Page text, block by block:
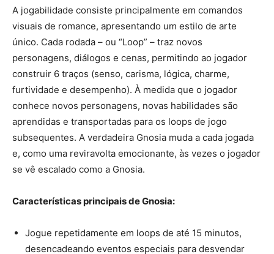
A jogabilidade consiste principalmente em comandos
visuais de romance, apresentando um estilo de arte
único. Cada rodada – ou “Loop” – traz novos
personagens, diálogos e cenas, permitindo ao jogador
construir 6 traços (senso, carisma, lógica, charme,
furtividade e desempenho). À medida que o jogador
conhece novos personagens, novas habilidades são
aprendidas e transportadas para os loops de jogo
subsequentes. A verdadeira Gnosia muda a cada jogada
e, como uma reviravolta emocionante, às vezes o jogador
se vê escalado como a Gnosia.
Características principais de Gnosia:
Jogue repetidamente em loops de até 15 minutos,
desencadeando eventos especiais para desvendar